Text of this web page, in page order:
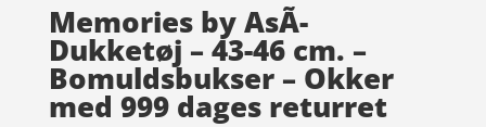
Memories by AsÃ­
Dukketøj – 43-46 cm. –
Bomuldsbukser – Okker
med 999 dages returret